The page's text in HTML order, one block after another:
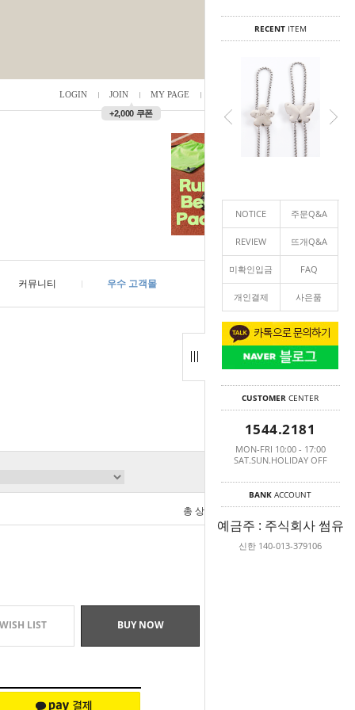
RECENTITEM
NOTICE 주문Q&A
REVIEW 뜨개Q&A
미확인입금 FAQ
개인결제 사은품
CUSTOMER CENTER
1544.2181
MON-FRI 10:00 - 17:00
SAT.SUN.HOLIDAY OFF
BANK ACCOUNT
예금주 : 주식회사 썸유
신한 140-013-379106
LOGIN JOIN
▲
+2,000 쿠폰
MY PAGE
커뮤니티 우수 고객몰
총 상품 금액
WISH LIST BUY NOW